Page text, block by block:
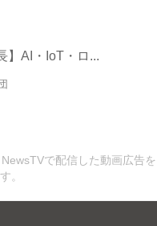
】AI・IoT・ロ...
で配信した動画広告を
。